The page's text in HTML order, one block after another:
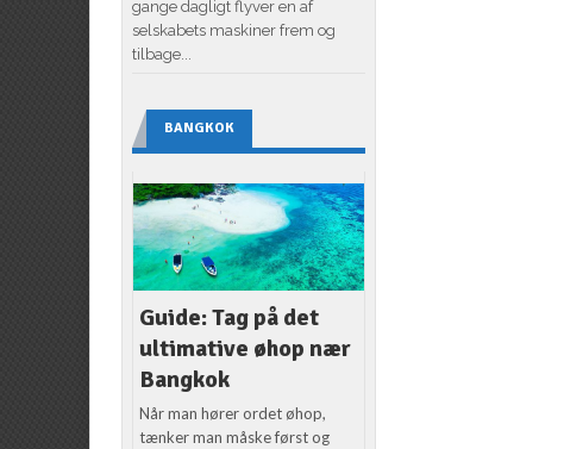
gange dagligt flyver en af
selskabets maskiner frem og
tilbage...
BANGKOK
Guide: Tag på det
ultimative øhop nær
Bangkok
Når man hører ordet øhop,
tænker man måske først og